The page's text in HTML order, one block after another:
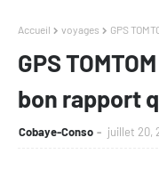
Accueil voyages GPS
GPS
bon rapport
Cobaye-Conso juillet 20,